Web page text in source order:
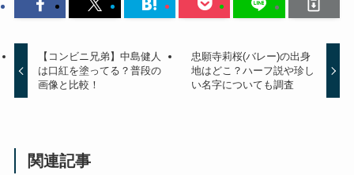
【コンビニ兄弟】中島健人
は口紅を塗ってる？普段の
画像と比較！
忠願寺莉桜(バレー)の出身
地はどこ？ハーフ説や珍し
い名字についても調査
関連記事